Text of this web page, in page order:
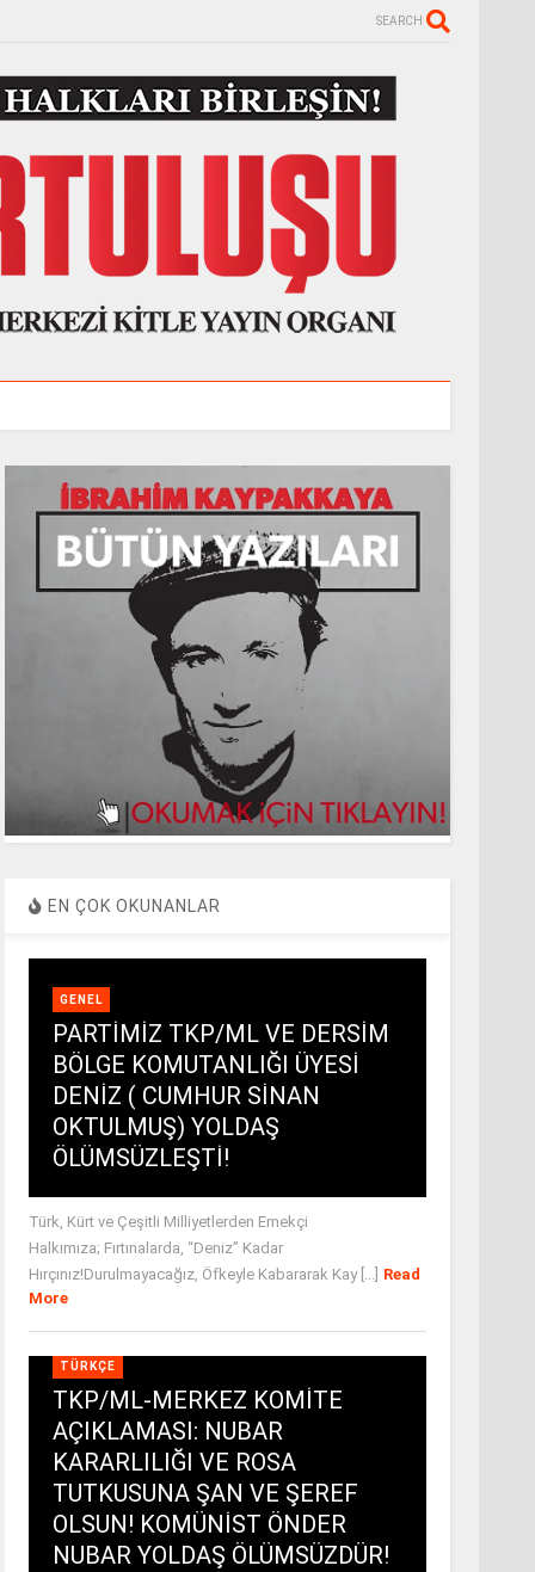
SEARCH
EN ÇOK OKUNANLAR
GENEL
PARTİMİZ TKP/ML VE DERSİM
BÖLGE KOMUTANLIĞI ÜYESİ
DENİZ ( CUMHUR SİNAN
OKTULMUŞ) YOLDAŞ
ÖLÜMSÜZLEŞTİ!
Türk, Kürt ve Çeşitli Milliyetlerden Emekçi
Halkımıza; Fırtınalarda, “Deniz” Kadar
Hırçınız!Durulmayacağız, Öfkeyle Kabararak Kay [...] Read
More
TÜRKÇE
TKP/ML-MERKEZ KOMİTE
AÇIKLAMASI: NUBAR
KARARLILIĞI VE ROSA
TUTKUSUNA ŞAN VE ŞEREF
OLSUN! KOMÜNİST ÖNDER
NUBAR YOLDAŞ ÖLÜMSÜZDÜR!